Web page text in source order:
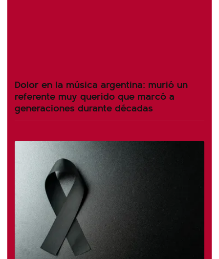
Dolor en la música argentina: murió un
referente muy querido que marcó a
generaciones durante décadas